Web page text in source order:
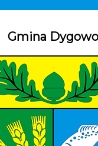
Gmina Dygowo